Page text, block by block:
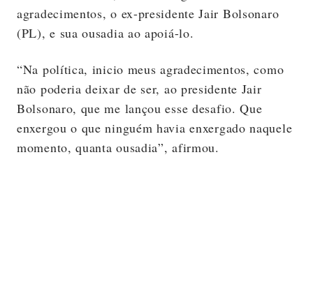
agradecimentos, o ex-presidente Jair Bolsonaro
(PL), e sua ousadia ao apoiá-lo.
“Na política, inicio meus agradecimentos, como
não poderia deixar de ser, ao presidente Jair
Bolsonaro, que me lançou esse desafio. Que
enxergou o que ninguém havia enxergado naquele
momento, quanta ousadia”, afirmou.